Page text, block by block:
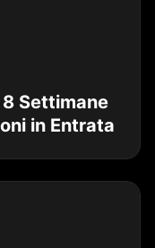
8 Settimane
in Entrata